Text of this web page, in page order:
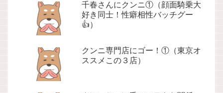
千春さんにクンニ①（顔面騎乗大
好き同士！性癖相性バッチグー
👍）
クンニ専門店にゴー！①（東京オ
ススメこの３店）